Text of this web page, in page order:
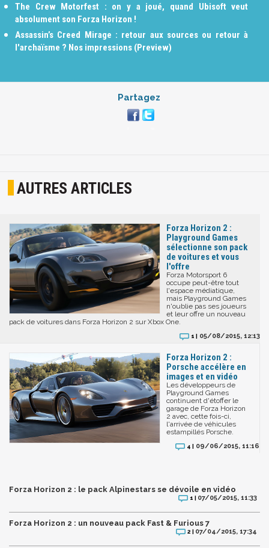
The Crew Motorfest : on y a joué, quand Ubisoft veut
absolument son Forza Horizon !
Assassin’s Creed Mirage : retour aux sources ou retour à
l'archaïsme ? Nos impressions (Preview)
Partagez
AUTRES ARTICLES
Forza Horizon 2 :
Playground Games
sélectionne son pack
de voitures et vous
l'offre
Forza Motorsport 6
occupe peut-être tout
l'espace médiatique,
mais Playground Games
n'oublie pas ses joueurs
et leur offre un nouveau
pack de voitures dans Forza Horizon 2 sur Xbox One.
1 | 05/08/2015, 12:13
Forza Horizon 2 :
Porsche accélère en
images et en vidéo
Les développeurs de
Playground Games
continuent d'étoffer le
garage de Forza Horizon
2 avec, cette fois-ci,
l'arrivée de véhicules
estampillés Porsche.
4 | 09/06/2015, 11:16
Forza Horizon 2 : le pack Alpinestars se dévoile en vidéo
1 | 07/05/2015, 11:33
Forza Horizon 2 : un nouveau pack Fast & Furious 7
2 | 07/04/2015, 17:34